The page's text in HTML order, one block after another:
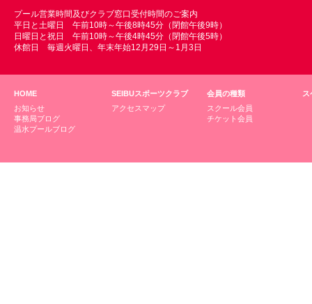
プール営業時間及びクラブ窓口受付時間のご案内
平日と土曜日 午前10時～午後8時45分（閉館午後9時）
日曜日と祝日 午前10時～午後4時45分（閉館午後5時）
休館日 毎週火曜日、年末年始12月29日～1月3日
HOME
お知らせ
事務局ブログ
温水プールブログ
SEIBUスポーツクラブ
アクセスマップ
会員の種類
スクール会員
チケット会員